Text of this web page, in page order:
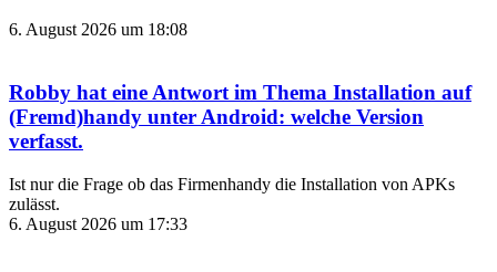
6. August 2026 um 18:08
Robby hat eine Antwort im Thema Installation auf
(Fremd)handy unter Android: welche Version
verfasst.
Ist nur die Frage ob das Firmenhandy die Installation von APKs
zulässt.
6. August 2026 um 17:33